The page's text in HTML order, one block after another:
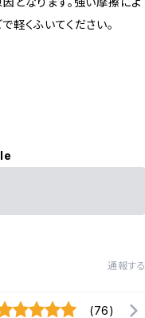
軽くふいてください。
通報する
(76)